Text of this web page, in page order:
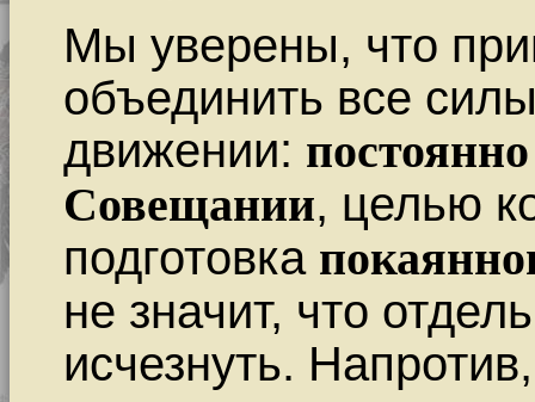
Мы уверены, что
объединить все
движении:
Совещании, целью
подготовка
не значит, что
исчезнуть.